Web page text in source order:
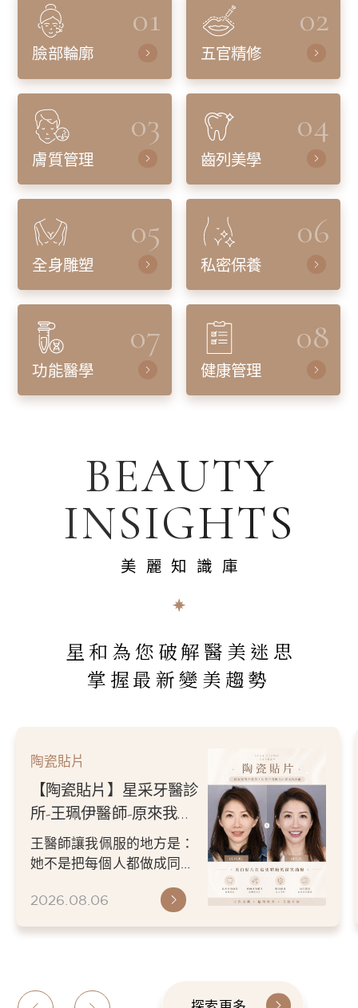
01
臉部輪廓
02
五官精修
03
膚質管理
04
齒列美學
05
全身雕塑
06
私密保養
07
功能醫學
08
健康管理
BEAUTY
INSIGHTS
美麗知識庫
星和為您破解醫美迷思
掌握最新變美趨勢
陶瓷貼片
【陶瓷貼片】星采牙醫診
所-王珮伊醫師-從門牙縫
到自信笑容：美白貼片打
造更精緻的微笑曲線
王珮伊醫師在規劃貼片時，
除了考量牙齒本身條件，也
微笑方式等細節出發，協助
2026.06.26